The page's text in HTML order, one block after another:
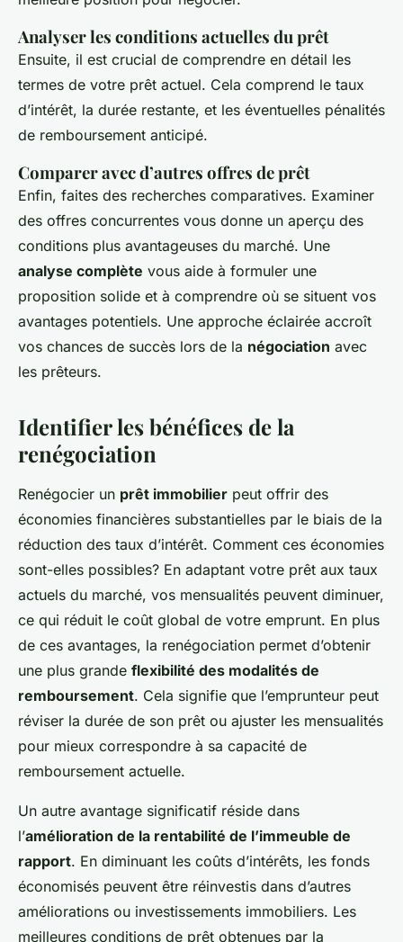
Analyser les conditions actuelles du prêt
Ensuite, il est crucial de comprendre en détail les
termes de votre prêt actuel. Cela comprend le taux
d’intérêt, la durée restante, et les éventuelles pénalités
de remboursement anticipé.
Comparer avec d’autres offres de prêt
Enfin, faites des recherches comparatives. Examiner
des offres concurrentes vous donne un aperçu des
conditions plus avantageuses du marché. Une
analyse complète vous aide à formuler une
proposition solide et à comprendre où se situent vos
avantages potentiels. Une approche éclairée accroît
vos chances de succès lors de la négociation avec
les prêteurs.
Identifier les bénéfices de la
renégociation
Renégocier un prêt immobilier peut offrir des
économies financières substantielles par le biais de la
réduction des taux d’intérêt. Comment ces économies
sont-elles possibles? En adaptant votre prêt aux taux
actuels du marché, vos mensualités peuvent diminuer,
ce qui réduit le coût global de votre emprunt. En plus
de ces avantages, la renégociation permet d’obtenir
une plus grande flexibilité des modalités de
remboursement. Cela signifie que l’emprunteur peut
réviser la durée de son prêt ou ajuster les mensualités
pour mieux correspondre à sa capacité de
remboursement actuelle.
Un autre avantage significatif réside dans
l’amélioration de la rentabilité de l’immeuble de
rapport. En diminuant les coûts d’intérêts, les fonds
économisés peuvent être réinvestis dans d’autres
améliorations ou investissements immobiliers. Les
meilleures conditions de prêt obtenues par la